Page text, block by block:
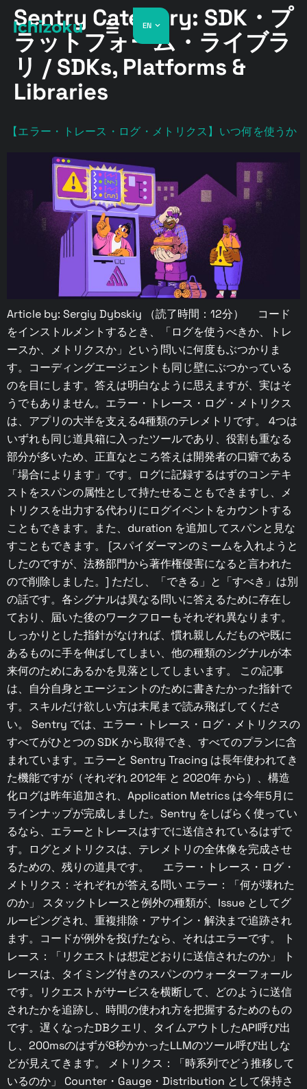
EN
Sentry Category: SDK・プ
ラットフォーム・ライブラ
リ / SDKs, Platforms &
Libraries
【エラー・トレース・ログ・メトリクス】いつ何を使うか
Article by: Sergiy Dybskiy （読了時間：12分） コード
をインストルメントするとき、「ログを使うべきか、トレ
ースか、メトリクスか」という問いに何度もぶつかりま
す。コーディングエージェントも同じ壁にぶつかっている
のを目にします。答えは明白なように思えますが、実はそ
うでもありません。エラー・トレース・ログ・メトリクス
は、アプリの大半を支える4種類のテレメトリです。 4つは
いずれも同じ道具箱に入ったツールであり、役割も重なる
部分が多いため、正直なところ答えは開発者の口癖である
「場合によります」です。ログに記録するはずのコンテキ
ストをスパンの属性として持たせることもできますし、メ
トリクスを出力する代わりにログイベントをカウントする
こともできます。また、duration を追加してスパンと見な
すこともできます。 [スパイダーマンのミームを入れようと
したのですが、法務部門から著作権侵害になると言われた
ので削除しました。] ただし、「できる」と「すべき」は別
の話です。各シグナルは異なる問いに答えるために存在し
ており、届いた後のワークフローもそれぞれ異なります。
しっかりとした指針がなければ、慣れ親しんだものや既に
あるものに手を伸ばしてしまい、他の種類のシグナルが本
来何のためにあるかを見落としてしまいます。 この記事
は、自分自身とエージェントのために書きたかった指針で
す。スキルだけ欲しい方は末尾まで読み飛ばしてくださ
い。 Sentry では、エラー・トレース・ログ・メトリクスの
すべてがひとつの SDK から取得でき、すべてのプランに含
まれています。エラーと Sentry Tracing は長年使われてき
た機能ですが（それぞれ 2012年 と 2020年 から）、構造
化ログは昨年追加され、Application Metrics は今年5月に
ラインナップが完成しました。Sentry をしばらく使ってい
るなら、エラーとトレースはすでに送信されているはずで
す。ログとメトリクスは、テレメトリの全体像を完成させ
るための、残りの道具です。 エラー・トレース・ログ・
メトリクス：それぞれが答える問い エラー：「何が壊れた
のか」 スタックトレースと例外の種類が、Issue としてグ
ルーピングされ、重複排除・アサイン・解決まで追跡され
ます。コードが例外を投げたなら、それはエラーです。 ト
レース：「リクエストは想定どおりに送信されたのか」 ト
レースは、タイミング付きのスパンのウォーターフォール
です。リクエストがサービスを横断して、どのように送信
されたかを追跡し、時間の使われ方を把握するためのもの
です。遅くなったDBクエリ、タイムアウトしたAPI呼び出
し、200msのはずが8秒かかったLLMのツール呼び出しな
どが見えてきます。 メトリクス：「時系列でどう推移して
いるのか」 Counter・Gauge・Distribution として保持さ